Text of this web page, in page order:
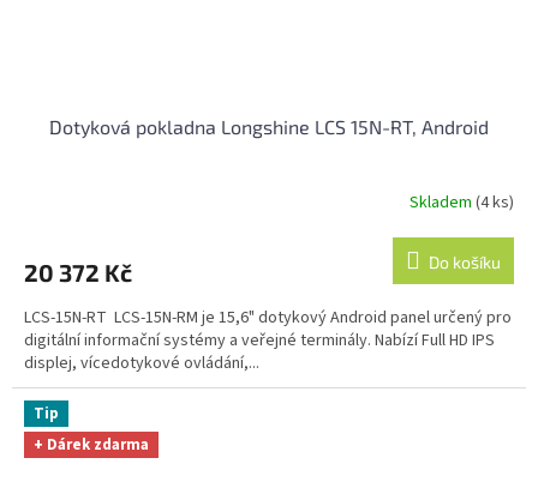
Dotyková pokladna Longshine LCS 15N-RT, Android
Skladem (4 ks)
20 372 Kč Do košíku
LCS-15N-RT LCS-15N-RM je 15,6" dotykový Android panel určený pro
digitální informační systémy a veřejné terminály. Nabízí Full HD IPS
displej, vícedotykové ovládání,...
Tip
+ Dárek zdarma